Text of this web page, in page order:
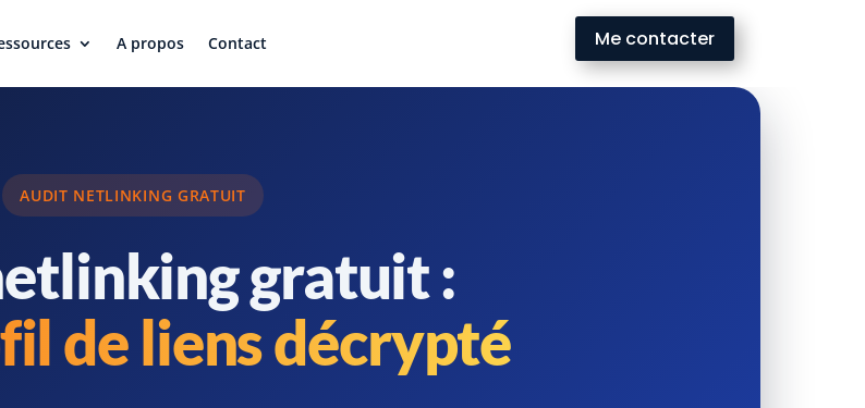
A propos Contact Me contacter
AUDIT NETLINKING GRATUIT
gratuit :
de liens décrypté